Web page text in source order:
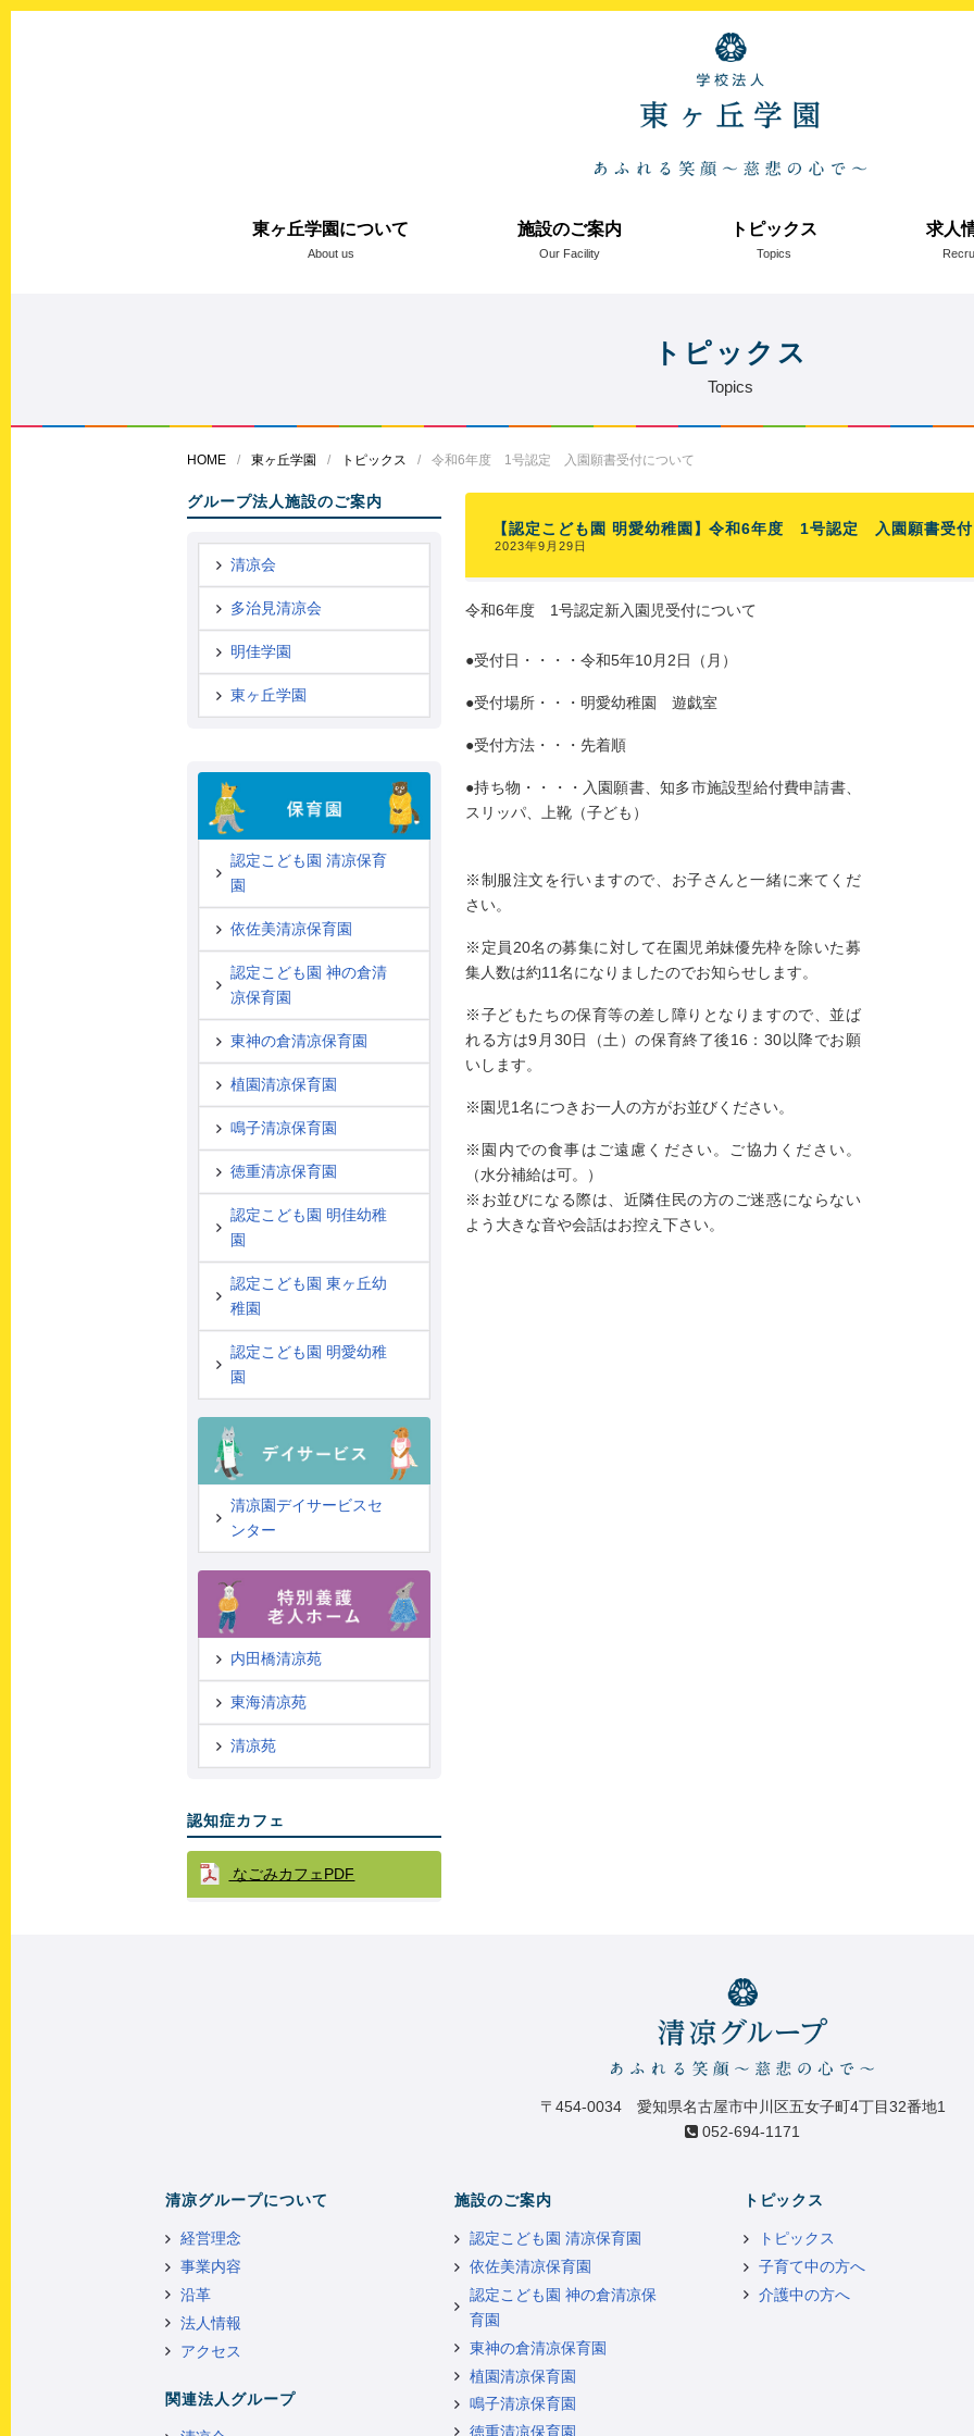
東ヶ丘学園について
About us
施設のご案内
Our Facility
トピックス
Topics
求人
トピックス
Topics
HOME 東ヶ丘学園 トピックス 令和6年度 1号認定 入園願書受付について
グループ法人施設のご案内
清凉会
多治見清凉会
明佳学園
東ヶ丘学園
認定こども園 清凉保育
園
依佐美清凉保育園
認定こども園 神の倉清
凉保育園
東神の倉清凉保育園
植園清凉保育園
鳴子清凉保育園
徳重清凉保育園
認定こども園 明佳幼稚
園
認定こども園 東ヶ丘幼
稚園
認定こども園 明愛幼稚
園
清凉園デイサービスセ
ンター
内田橋清凉苑
東海清凉苑
清凉苑
認知症カフェ
なごみカフェPDF
【認定こども園 明愛幼稚園】令和6年度 1号認定 入園願書受付
2023年9月29日
令和6年度 1号認定新入園児受付について
●受付日・・・・令和5年10月2日（月）
●受付場所・・・明愛幼稚園 遊戯室
●受付方法・・・先着順
●持ち物・・・・入園願書、知多市施設型給付費申請書、
スリッパ、上靴（子ども）
※制服注文を行いますので、お子さんと一緒に来てくだ
さい。
※定員20名の募集に対して在園児弟妹優先枠を除いた募
集人数は約11名になりましたのでお知らせします。
※子どもたちの保育等の差し障りとなりますので、並ば
れる方は9月30日（土）の保育終了後16：30以降でお願
いします。
※園児1名につきお一人の方がお並びください。
※園内での食事はご遠慮ください。ご協力ください。
（水分補給は可。）
※お並びになる際は、近隣住民の方のご迷惑にならない
よう大きな音や会話はお控え下さい。
〒454-0034 愛知県名古屋市中川区五女子町4丁目32番地1
052-694-1171
清凉グループについて
経営理念
事業内容
沿革
法人情報
アクセス
関連法人グループ
施設のご案内
認定こども園 清凉保育園
依佐美清凉保育園
認定こども園 神の倉清凉保
育園
東神の倉清凉保育園
植園清凉保育園
鳴子清凉保育園
徳重清凉保育園
トピックス
トピックス
子育て中の方へ
介護中の方へ